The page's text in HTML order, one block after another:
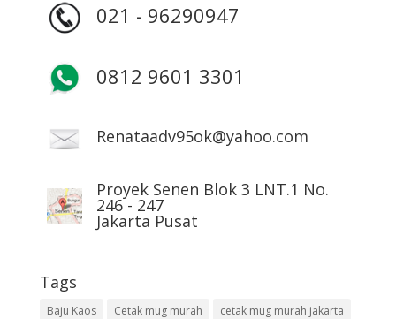
021 - 96290947
0812 9601 3301
Renataadv95ok@yahoo.com
Proyek Senen Blok 3 LNT.1 No.
246 - 247
Jakarta Pusat
Tags
Baju Kaos Cetak mug murah
cetak mug murah jakarta